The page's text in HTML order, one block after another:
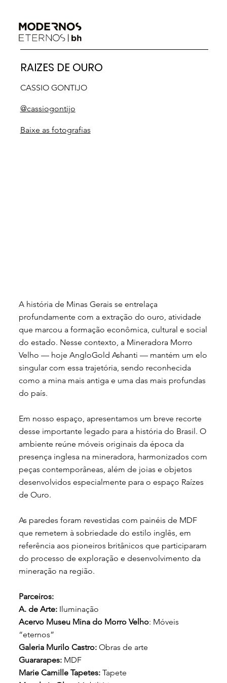
RAIZES DE OURO
CASSIO GONTIJO
@cassiogontijo
Baixe as fotografias
A história de Minas Gerais se entrelaça
profundamente com a extração do ouro, atividade
que marcou a formação econômica, cultural e social
do estado. Nesse contexto, a Mineradora Morro
Velho — hoje AngloGold Ashanti — mantém um elo
singular com essa trajetória, sendo reconhecida
como a mina mais antiga e uma das mais profundas
do país.
Em nosso espaço, apresentamos um breve recorte
desse importante legado para a história do Brasil. O
ambiente reúne móveis originais da época da
presença inglesa na mineradora, harmonizados com
peças contemporâneas, além de joias e objetos
desenvolvidos especialmente para o espaço Raízes
de Ouro.
As paredes foram revestidas com painéis de MDF
que remetem à sobriedade do estilo inglês, em
referência aos pioneiros britânicos que participaram
do processo de exploração e desenvolvimento da
mineração na região.
Parceiros:
A. de Arte: Iluminação
Acervo Museu Mina do Morro Velho: Móveis
“eternos”
Galeria Murilo Castro: Obras de arte
Guararapes: MDF
Marie Camille Tapetes: Tapete